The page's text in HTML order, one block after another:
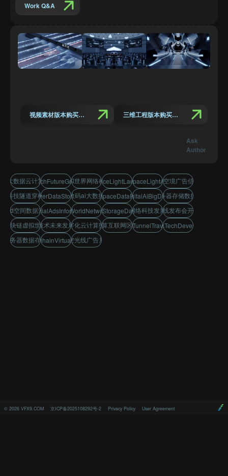
© 2026 VFX9.COM 京ICP备2025108292号-2 Privacy Policy User Agreement
Work Q&A
视频素材版本购买链接 三维工程版本购买链接
Ask
Author
大数据云计算AiTechFutureGrowth虚拟世界网络科技
TimeSpaceLightLaunchIntro
TimeSpaceLightAdIntro
5g空境广告信息
科技隧道穿梭ServerDataStorage数码ai大数据3dSpaceDataFlowDigitalAiBigData服务器存储数据流
3d空间数据流
5gSpatialAdsInformation
VirtualWorldNetworkTech
ServerStorageDataFlow
网络科技发展
时空光线发布会开场片头
区块链虚拟世界技术未来发展数字化云计算技术云计算互联网区块链TechTunnelTraversal
NetworkTechDevelopment
服务器数据存储
BlockchainVirtualWorld
时空光线广告片头